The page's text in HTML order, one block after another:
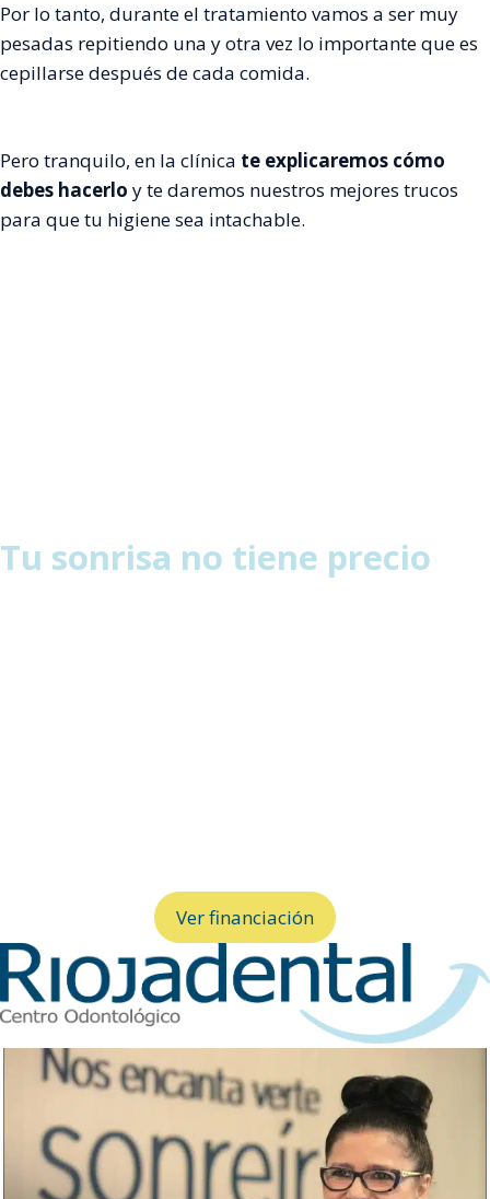
Por lo tanto, durante el tratamiento vamos a ser muy
pesadas repitiendo una y otra vez lo importante que es
cepillarse después de cada comida.
Pero tranquilo, en la clínica te explicaremos cómo
debes hacerlo y te daremos nuestros mejores trucos
para que tu higiene sea intachable.
Tu sonrisa no tiene precio
Ver financiación